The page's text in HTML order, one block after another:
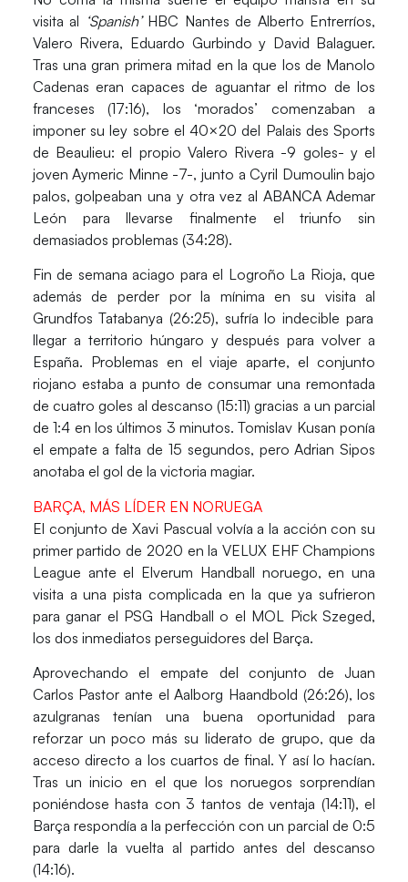
visita al ‘Spanish’ HBC Nantesde Alberto Entrerríos,
Valero Rivera, Eduardo Gurbindo y David Balaguer.
Tras una gran primera mitad en la que los de Manolo
Cadenas eran capaces de aguantar el ritmo de los
franceses (17:16), los ‘morados’ comenzaban a
imponer su ley sobre el 40×20 del Palais des Sports
de Beaulieu: el propio Valero Rivera -9 goles- y el
joven Aymeric Minne -7-, junto a Cyril Dumoulin bajo
palos, golpeaban una y otra vez al ABANCA Ademar
León para llevarse finalmente el triunfo sin
demasiados problemas (34:28).
Fin de semana aciago para el Logroño La Rioja, que
además de perder por la mínima en su visita al
Grundfos Tatabanya (26:25), sufría lo indecible para
llegar a territorio húngaro y después para volver a
España. Problemas en el viaje aparte, el conjunto
riojano estaba a punto de consumar una remontada
de cuatro goles al descanso (15:11) gracias a un parcial
de 1:4 en los últimos 3 minutos. Tomislav Kusan ponía
el empate a falta de 15 segundos, pero Adrian Sipos
anotaba el gol de la victoria magiar.
BARÇA, MÁS LÍDER EN NORUEGA
El conjunto deXavi Pascual volvía a la acción con su
primer partido de 2020 en la VELUX EHF Champions
League ante el Elverum Handball noruego, en una
visita a una pista complicada en la que ya sufrieron
para ganar el PSG Handball o el MOL Pick Szeged,
los dos inmediatos perseguidores del Barça.
Aprovechando el empate del conjunto de Juan
Carlos Pastor ante el Aalborg Haandbold (26:26), los
azulgranas tenían una buena oportunidad para
reforzar un poco más su liderato de grupo, que da
acceso directo a los cuartos de final. Y así lo hacían.
Tras un inicio en el que los noruegos sorprendían
poniéndose hasta con 3 tantos de ventaja (14:11), el
Barça respondía a la perfección con un parcial de 0:5
para darle la vuelta al partido antes del descanso
(14:16).